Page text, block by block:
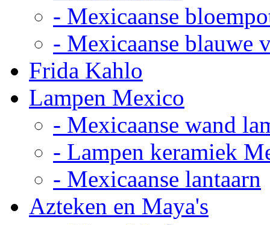
- Mexicaanse
- Mexicaanse blauwe
Frida Kahlo
Lampen Mexico
- Mexicaanse wand
- Lampen keramiek
- Mexicaanse lantaarn
Azteken en Maya's